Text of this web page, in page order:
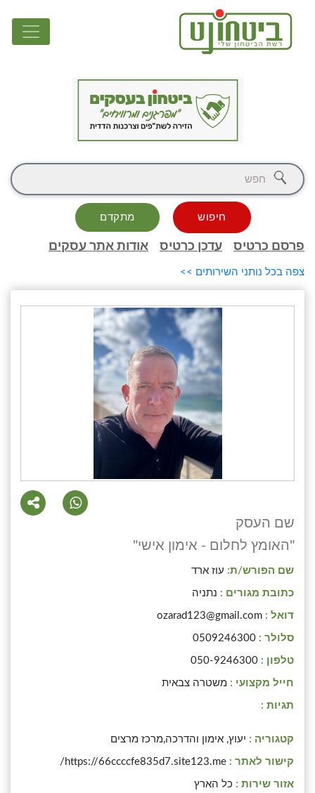
חיפוש מתקדם
פרסם כרטיס עדכן כרטיס אודות אתר עסקים
צפה בכל נותני השירותים >>
שם העסק
"האומץ לחלום - אימון אישי"
שם הפורש/ת: עוז ארד
כתובת מגורים : נתניה
דואל : ozarad123@gmail.com
סלולר : 0509246300
טלפון : 050-9246300
חייל מקצועי : משטרה צבאית
תגיות :
קטגוריה : יעוץ, אימון והדרכה,מרכז מרצים
קישור לאתר : https://66ccccfe835d7.site123.me/
אזור שירות : כל הארץ